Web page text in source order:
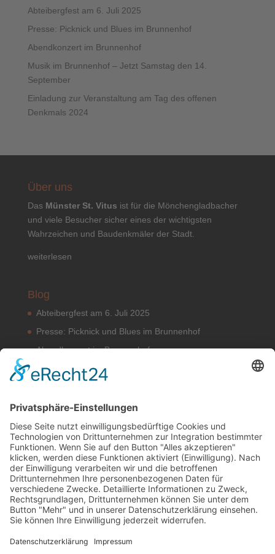
Abteibergfest am 6. Juli 2025
Presse: Picknick und Blues im Brunnenhof
Abendkonzert im Brunnenhof
Musik im Brunnenhof – Jetzt Samstag den 14.
September
Einladung zur Veranstaltung am Tag des offenen
Denkmals 2024
Über uns
Das Münster St. Vitus ist für die Mönchengladbacher
und viele Besucher sicher eines der wichtigsten
Wahrzeichen und Baudenkmäler der Stadt.
weiterlesen
Blog
Abteibergfest am 6. Juli 2025
Presse: Picknick und Blues im Brunnenhof
Abendkonzert im Brunnenhof
Musik im Brunnenhof – Jetzt Samstag den 14.
September
Denkmals 2024
Suchen & Finden Datenschutz
Cookie-Einstellungen